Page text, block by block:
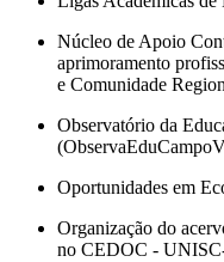
Núcleo de Apoio
aprimoramento
e Comunidade
Observatório da
Oportunidades em
Organização do
no CEDOC -